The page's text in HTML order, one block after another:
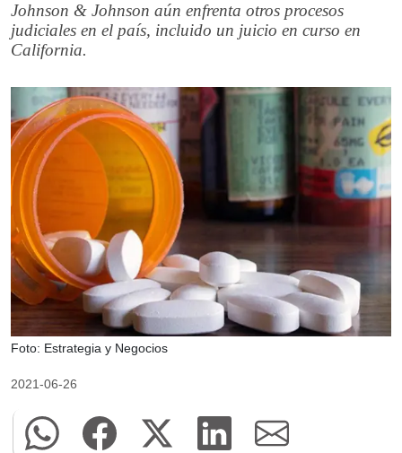
Johnson & Johnson aún enfrenta otros procesos
judiciales en el país, incluido un juicio en curso en
California.
Foto: Estrategia y Negocios
2021-06-26